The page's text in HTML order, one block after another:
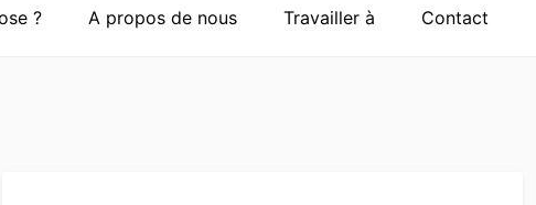
? A propos de nous Travailler à Contact